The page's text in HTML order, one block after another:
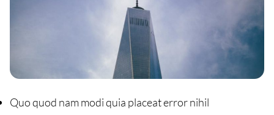
Quo quod nam modi quia placeat error nihil